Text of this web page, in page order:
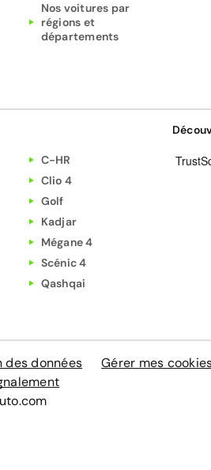
Nos voitures par
régions et
départements
C-HR
Clio 4
Golf
Kadjar
Mégane 4
Scénic 4
Qashqai
données Gérer mes